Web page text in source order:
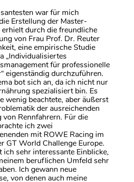
war für mich
Erstellung der Master-
durch die freundliche
von Frau Prof. Dr. Reuter
eine empirische Studie
„Individualisiertes
für professionelle
eigenständig durchzuführen.
bot sich an, da ich nicht nur
spezialisiert bin. Es
wenig beachtete, aber äußerst
der ausreichenden
von Rennfahrern. Für die
ich zwei
mit ROWE Racing im
GT World Challenge Europe.
ich sehr interessante Einblicke,
beruflichen Umfeld sehr
Ich gewann neue
von denen auch meine